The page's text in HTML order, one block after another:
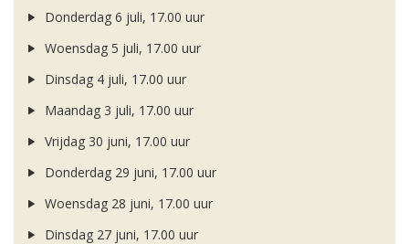
Donderdag 6 juli, 17.00 uur
Woensdag 5 juli, 17.00 uur
Dinsdag 4 juli, 17.00 uur
Maandag 3 juli, 17.00 uur
Vrijdag 30 juni, 17.00 uur
Donderdag 29 juni, 17.00 uur
Woensdag 28 juni, 17.00 uur
Dinsdag 27 juni, 17.00 uur